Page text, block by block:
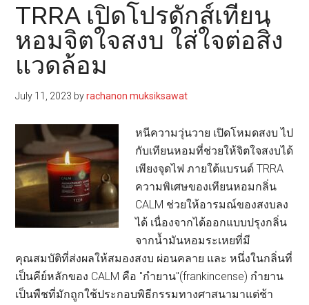
การ
สมดุล
ครบ
ทั้ง
มิติ
TRRA เปิดโปรดักส์เทียน
หอมจิตใจสงบ ใส่ใจต่อสิ่ง
แวดล้อม
July 11, 2023 byrachanon muksiksawat
หนีความวุ่นวาย เปิดโหมดสงบ ไป
กับเทียนหอมที่ช่วยให้จิตใจสงบได้
เพียงจุดไฟ ภายใต้แบรนด์ TRRA
ความพิเศษของเทียนหอมกลิ่น
CALM ช่วยให้อารมณ์ของสงบลง
ได้ เนื่องจากได้ออกแบบปรุงกลิ่น
จากน้ำมันหอมระเหยที่มี
คุณสมบัติที่ส่งผลให้สมองสงบ ผ่อนคลาย และ หนึ่งในกลิ่นที่
เป็นคีย์หลักของ CALM คือ "กำยาน"(frankincense) กำยาน
เป็นพืชที่มักถูกใช้ประกอบพิธีกรรมทางศาสนามาแต่ช้า